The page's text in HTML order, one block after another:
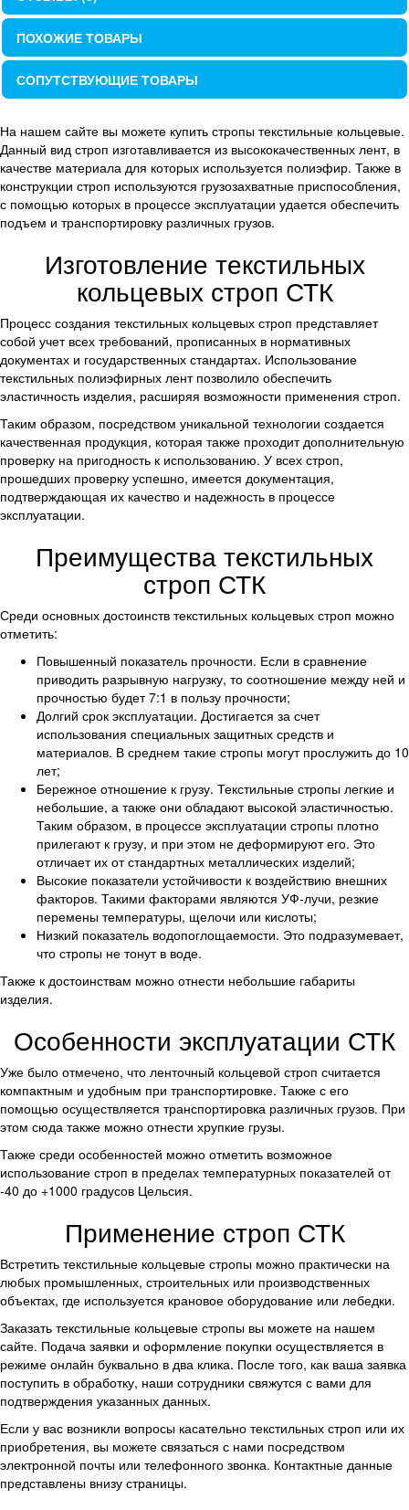
ПОХОЖИЕ ТОВАРЫ
СОПУТСТВУЮЩИЕ ТОВАРЫ
На нашем сайте вы можете купить стропы текстильные кольцевые.
Данный вид строп изготавливается из высококачественных лент, в
качестве материала для которых используется полиэфир. Также в
конструкции строп используются грузозахватные приспособления,
с помощью которых в процессе эксплуатации удается обеспечить
подъем и транспортировку различных грузов.
Изготовление текстильных
кольцевых строп СТК
Процесс создания текстильных кольцевых строп представляет
собой учет всех требований, прописанных в нормативных
документах и государственных стандартах. Использование
текстильных полиэфирных лент позволило обеспечить
эластичность изделия, расширяя возможности применения строп.
Таким образом, посредством уникальной технологии создается
качественная продукция, которая также проходит дополнительную
проверку на пригодность к использованию. У всех строп,
прошедших проверку успешно, имеется документация,
подтверждающая их качество и надежность в процессе
эксплуатации.
Преимущества текстильных
строп СТК
Среди основных достоинств текстильных кольцевых строп можно
отметить:
Повышенный показатель прочности. Если в сравнение
приводить разрывную нагрузку, то соотношение между ней и
прочностью будет 7:1 в пользу прочности;
Долгий срок эксплуатации. Достигается за счет
использования специальных защитных средств и
материалов. В среднем такие стропы могут прослужить до 10
лет;
Бережное отношение к грузу. Текстильные стропы легкие и
небольшие, а также они обладают высокой эластичностью.
Таким образом, в процессе эксплуатации стропы плотно
прилегают к грузу, и при этом не деформируют его. Это
отличает их от стандартных металлических изделий;
Высокие показатели устойчивости к воздействию внешних
факторов. Такими факторами являются УФ-лучи, резкие
перемены температуры, щелочи или кислоты;
Низкий показатель водопоглощаемости. Это подразумевает,
что стропы не тонут в воде.
Также к достоинствам можно отнести небольшие габариты
изделия.
Особенности эксплуатации СТК
Уже было отмечено, что ленточный кольцевой строп считается
компактным и удобным при транспортировке. Также с его
помощью осуществляется транспортировка различных грузов. При
этом сюда также можно отнести хрупкие грузы.
Также среди особенностей можно отметить возможное
использование строп в пределах температурных показателей от
-40 до +1000 градусов Цельсия.
Применение строп СТК
Встретить текстильные кольцевые стропы можно практически на
любых промышленных, строительных или производственных
объектах, где используется крановое оборудование или лебедки.
Заказать текстильные кольцевые стропы вы можете на нашем
сайте. Подача заявки и оформление покупки осуществляется в
режиме онлайн буквально в два клика. После того, как ваша заявка
поступить в обработку, наши сотрудники свяжутся с вами для
подтверждения указанных данных.
Если у вас возникли вопросы касательно текстильных строп или их
приобретения, вы можете связаться с нами посредством
электронной почты или телефонного звонка. Контактные данные
представлены внизу страницы.